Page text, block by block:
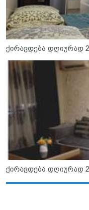
ქირავდება დღიურად
ქირავდება დღიურად